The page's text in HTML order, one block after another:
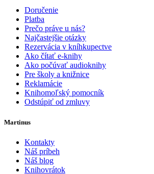
Doručenie
Platba
Prečo práve u nás?
Najčastejšie otázky
Rezervácia v kníhkupectve
Ako čítať e-knihy
Ako počúvať audioknihy
Pre školy a knižnice
Reklamácie
Knihomoľský pomocník
Odstúpiť od zmluvy
Martinus
Kontakty
Náš príbeh
Náš blog
Knihovrátok